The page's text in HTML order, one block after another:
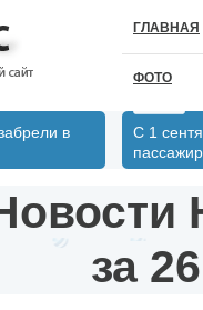
ГЛАВНАЯ
ФОТО
в
С 1
за